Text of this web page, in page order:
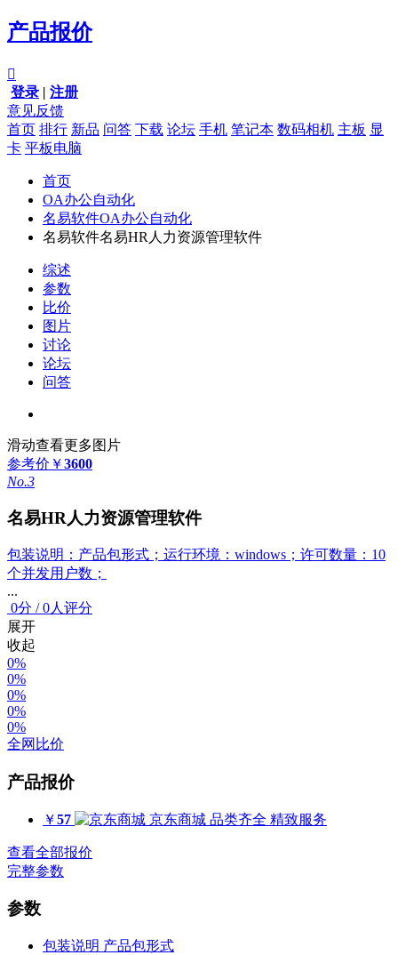
产品报价

登录 | 注册
意见反馈
首页 排行 新品 问答 下载 论坛 手机 笔记本 数码相机 主板 显
卡 平板电脑
首页
OA办公自动化
名易软件OA办公自动化
名易软件名易HR人力资源管理软件
综述
参数
比价
图片
讨论
论坛
问答
滑动查看更多图片
参考价 ￥3600
No.3
名易HR人力资源管理软件
包装说明：产品包形式；运行环境：windows；许可数量：10
个并发用户数；
...
0分 /0人评分
展开
收起
0%
0%
0%
0%
0%
全网比价
产品报价
￥57 京东商城 品类齐全 精致服务
查看全部报价
完整参数
参数
包装说明 产品包形式